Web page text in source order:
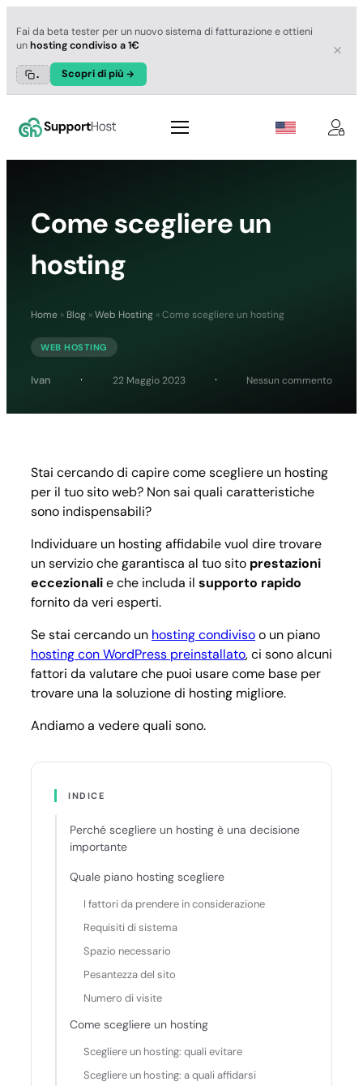
Fai da beta tester per un nuovo sistema di fatturazione e ottieni
unhosting condiviso a 1€
. Scopri di più
Come scegliere un
hosting
Home » Blog »Web Hosting »Come scegliere un hosting
WEB HOSTING
Ivan 22 Maggio 2023 Nessun commento
Stai cercando di capire come scegliere un hosting
per il tuo sito web? Non sai quali caratteristiche
sono indispensabili?
Individuare un hosting affidabile vuol dire trovare
un servizio che garantisca al tuo sito prestazioni
eccezionalie che includa il supporto rapido
fornito da veri esperti.
Se stai cercando un hosting condivisoo un piano
hosting con WordPress preinstallato, ci sono alcuni
fattori da valutare che puoi usare come base per
trovare una la soluzione di hosting migliore.
Andiamo a vedere quali sono.
INDICE
Perché scegliere un hosting è una decisione
importante
Quale piano hosting scegliere
I fattori da prendere in considerazione
Requisiti di sistema
Spazio necessario
Pesantezza del sito
Numero di visite
Come scegliere un hosting
Scegliere un hosting: quali evitare
Scegliere un hosting: a quali affidarsi